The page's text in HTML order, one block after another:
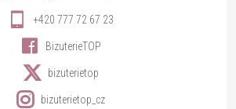
+420 777 72 67 23
BizuterieTOP
bizuterietop
bizuterietop_cz